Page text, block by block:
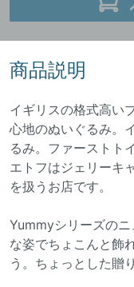
商品説明
イギリスの格式高い
心地のぬいぐるみ。
るみ。ファーストト
エトフはジェリーキ
を扱うお店です。
Yummyシリーズの
な姿でちょこんと飾
う。ちょっとした贈